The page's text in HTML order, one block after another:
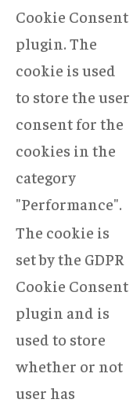
Cookie Consent
plugin. The
cookie is used
to store the user
consent for the
cookies in the
category
"Performance".
The cookie is
set by the GDPR
Cookie Consent
plugin and is
used to store
whether or not
user has